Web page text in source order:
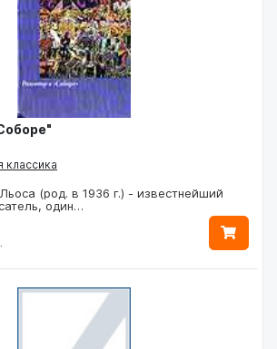
классика
(род. в 1936 г.) - известнейший
один…